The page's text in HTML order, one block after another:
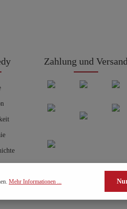
Zahlung und Versand
Mehr Informationen ...